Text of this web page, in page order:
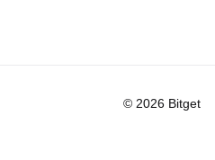
© 2026 Bitget